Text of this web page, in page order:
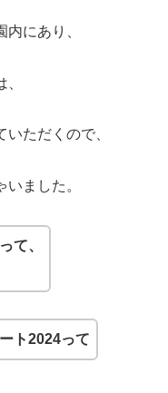
内にあり、
ただくので、
ました。
て、
ト2024って